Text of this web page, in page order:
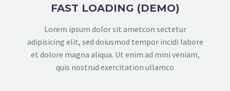
FAST LOADING (DEMO)
Lorem ipsum dolor sit ametcon sectetur
adipisicing elit, sed doiusmod tempor incidi labore
et dolore magna aliqua. Ut enim ad mini veniam,
quis nostrud exercitation ullamco